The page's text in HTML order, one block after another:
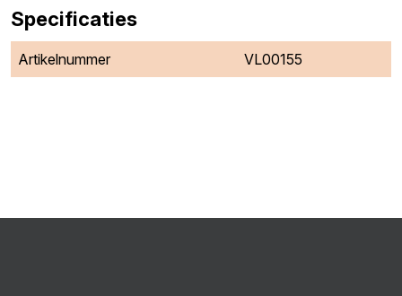
Specificaties
Artikelnummer VL00155